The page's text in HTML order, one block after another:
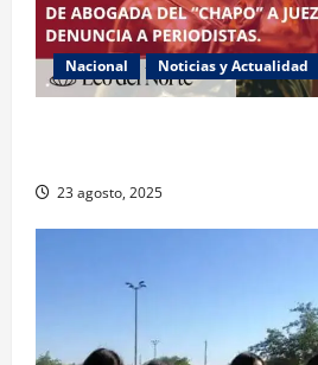
Nacional Noticias y Actualidad
23 agosto, 2025